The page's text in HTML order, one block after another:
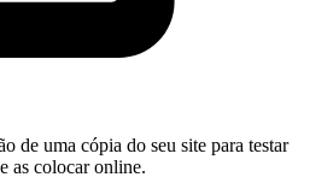
de uma cópia do seu site para testar
as colocar online.